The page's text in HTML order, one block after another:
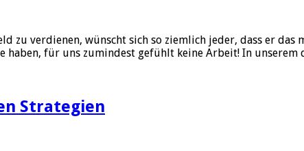
zu verdienen, wünscht sich so ziemlich jeder, dass er
haben, für uns zumindest gefühlt keine Arbeit! In
Strategien